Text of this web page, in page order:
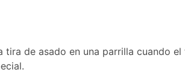
de asado en una parrilla cuando